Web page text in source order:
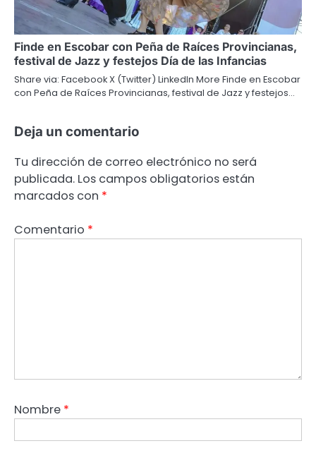
Finde en Escobar con Peña de Raíces Provincianas,
festival de Jazz y festejos Día de las Infancias
Share via: Facebook X (Twitter) LinkedIn More Finde en Escobar
con Peña de Raíces Provincianas, festival de Jazz y festejos…
Deja un comentario
Tu dirección de correo electrónico no será
publicada. Los campos obligatorios están
marcados con *
Comentario *
Nombre *